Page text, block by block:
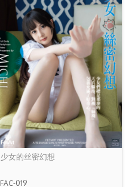
少女的丝密幻想
FAC-019